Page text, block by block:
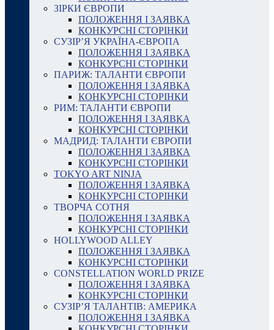
ЗІРКИ ЄВРОПИ
ПОЛОЖЕННЯ І ЗАЯВКА
КОНКУРСНІ СТОРІНКИ
СУЗІР’Я УКРАЇНА-ЄВРОПА
ПОЛОЖЕННЯ І ЗАЯВКА
КОНКУРСНІ СТОРІНКИ
ПАРИЖ: ТАЛАНТИ ЄВРОПИ
ПОЛОЖЕННЯ І ЗАЯВКА
КОНКУРСНІ СТОРІНКИ
РИМ: ТАЛАНТИ ЄВРОПИ
ПОЛОЖЕННЯ І ЗАЯВКА
КОНКУРСНІ СТОРІНКИ
МАДРИД: ТАЛАНТИ ЄВРОПИ
ПОЛОЖЕННЯ І ЗАЯВКА
КОНКУРСНІ СТОРІНКИ
TOKYO ART NINJA
ПОЛОЖЕННЯ І ЗАЯВКА
КОНКУРСНІ СТОРІНКИ
ТВОРЧА СОТНЯ
ПОЛОЖЕННЯ І ЗАЯВКА
КОНКУРСНІ СТОРІНКИ
HOLLYWOOD ALLEY
ПОЛОЖЕННЯ І ЗАЯВКА
КОНКУРСНІ СТОРІНКИ
CONSTELLATION WORLD PRIZE
ПОЛОЖЕННЯ І ЗАЯВКА
КОНКУРСНІ СТОРІНКИ
СУЗІР’Я ТАЛАНТІВ: АМЕРИКА
ПОЛОЖЕННЯ І ЗАЯВКА